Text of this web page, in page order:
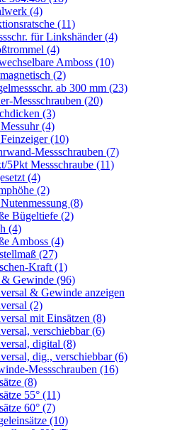
(4)
(11)
für Linkshänder (4)
(4)
Amboss (10)
(2)
ab 300 mm (23)
Messschrauben (20)
(3)
(4)
(10)
Messschrauben (7)
5Pkt Messschraube (11)
(4)
(2)
(8)
Bügeltiefe (2)
(4)
Amboss (4)
(27)
Kraft (1)
Gewinde (96)
& Gewinde anzeigen
(2)
mit Einsätzen (8)
verschiebbar (6)
digital (8)
dig., verschiebbar (6)
Messschrauben (16)
(8)
55° (11)
60° (7)
(10)